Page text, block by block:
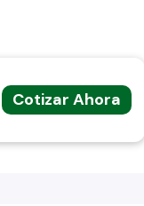
Cotizar Ahora